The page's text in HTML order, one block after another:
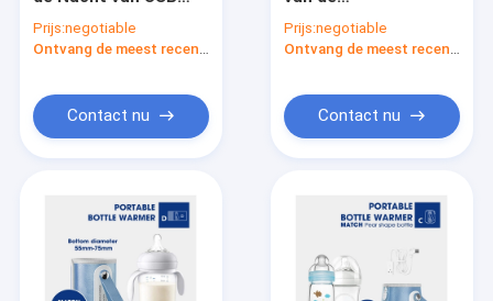
Draagbare Zuigfles
Warmere Voeden
Prijs:negotiable
Ontvang de meest recente Prijs
Contact nu
Draagbare USB
Aangedreven Fles
Prijs:negotiable
Ontvang de meest recente Prijs
Contact nu